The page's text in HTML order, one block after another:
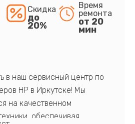
Скидка
до
20%
Время
ремонта
от 20
мин
в наш сервисный центр по
HP в Иркутске! Мы
на качественном
обеспечивая